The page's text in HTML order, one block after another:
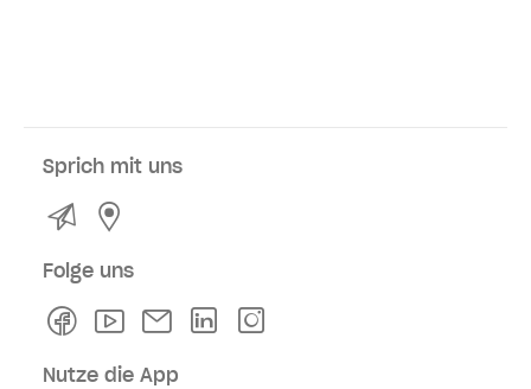
Sprich mit uns
Kontakt
Folge uns
FacebookYoutubeNewsletterLinkedln
Nutze die App